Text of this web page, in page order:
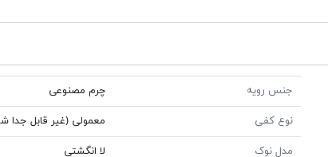
جنس رویه چرم مصنوعی
نوع کفی معمولی (غیر قابل جدا
مدل نوک لا انگشتی